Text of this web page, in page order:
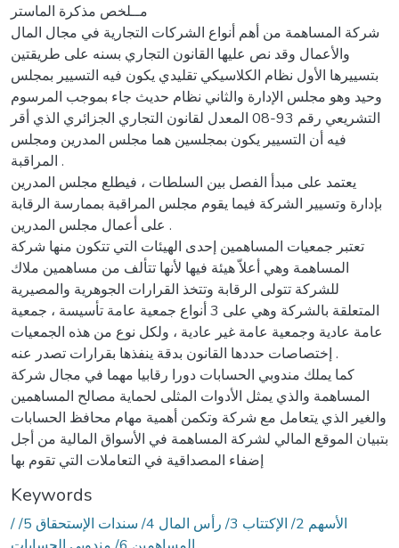
مــلخص مذكرة الماستر
شركة المساهمة من أهم أنواع الشركات التجارية في مجال المال
والأعمال وقد نص عليها القانون التجاري بسنه على طريقتين
بتسييرها الأول نظام الكلاسيكي تقليدي يكون فيه التسيير بمجلس
وحيد وهو مجلس الإدارة والثاني نظام حديث جاء بموجب المرسوم
التشريعي رقم 93-08 المعدل لقانون التجاري الجزائري الذي أقر
فيه أن التسيير يكون بمجلسين هما مجلس المدرين ومجلس
المراقبة .
يعتمد على مبدأ الفصل بين السلطات ، فيطلع مجلس المدرين
بإدارة وتسيير الشركة فيما يقوم مجلس المراقبة بممارسة الرقابة
على أعمال مجلس المدرين .
تعتبر جمعيات المساهمين إحدى الهيئات التي تتكون منها شركة
المساهمة وهي أعلاّ هيئة فيها لأنها تتألف من مساهمين ملاك
للشركة تتولى الرقابة وتتخذ القرارات الجوهرية والمصيرية
المتعلقة بالشركة وهي على 3 أنواع جمعية عامة تأسيسة ، جمعية
عامة عادية وجمعية عامة غير عادية ، ولكل نوع من هذه الجمعيات
إختصاصات حددها القانون بدقة ينفذها بقرارات تصدر عنه .
كما يملك مندوبي الحسابات دورا رقابيا مهما في مجال شركة
المساهمة والذي يمثل الأدوات المثلى لحماية مصالح المساهمين
والغير الذي يتعامل مع شركة وتكمن أهمية مهام محافظ الحسابات
بتبيان الموقع المالي لشركة المساهمة في الأسواق المالية من أجل
إضفاء المصداقية في التعاملات التي تقوم بها
Keywords
/ الأسهم 2/ الإكتتاب 3/ رأس المال 4/ سندات الإستحقاق 5/